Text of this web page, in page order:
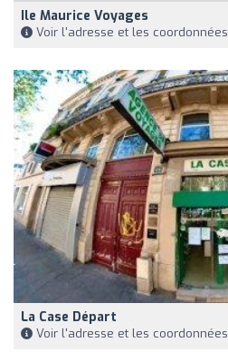
Ile Maurice Voyages
Voir l'adresse et les coordonnées
La Case Départ
Voir l'adresse et les coordonnées